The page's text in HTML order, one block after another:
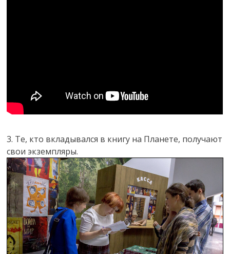
3. Те, кто вкладывался в книгу на Планете, получают
свои экземпляры.